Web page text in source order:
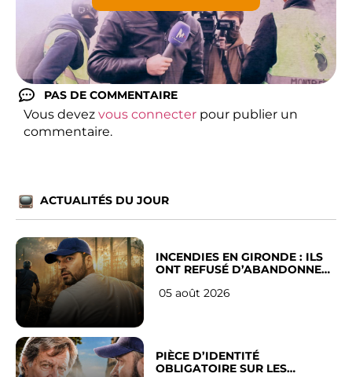
PAS DE COMMENTAIRE
Vous devez vous connecter pour publier un
commentaire.
ACTUALITÉS DU JOUR
INCENDIES EN GIRONDE : ILS
ONT REFUSÉ D’ABANDONNER
05 août 2026
PIÈCE D’IDENTITÉ
OBLIGATOIRE SUR LES